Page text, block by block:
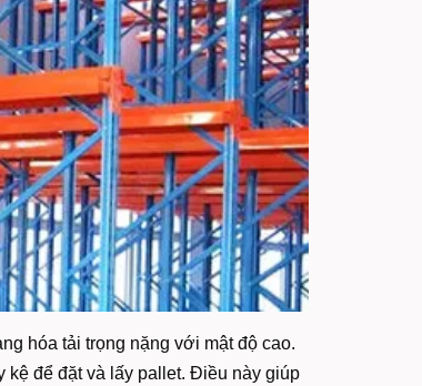
hóa tải trọng nặng với mật độ cao.
kệ để đặt và lấy pallet. Điều này giúp